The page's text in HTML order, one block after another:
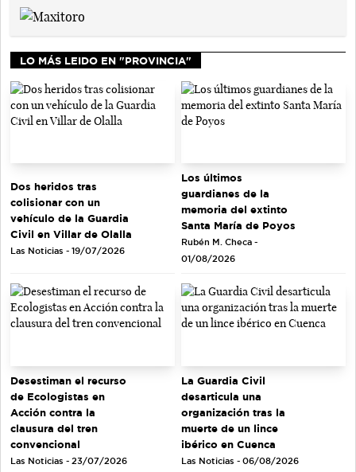
LO MÁS LEIDO EN "PROVINCIA"
Dos heridos tras
colisionar con un
vehículo de la Guardia
Civil en Villar de Olalla
Las Noticias - 19/07/2026
Los últimos
guardianes de la
memoria del extinto
Santa María de Poyos
Rubén M. Checa -
01/08/2026
Desestiman el recurso
de Ecologistas en
Acción contra la
clausura del tren
convencional
Las Noticias - 23/07/2026
La Guardia Civil
desarticula una
organización tras la
muerte de un lince
ibérico en Cuenca
Las Noticias - 06/08/2026